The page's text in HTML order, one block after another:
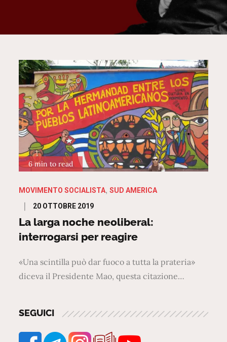
6 min to read
MOVIMENTO SOCIALISTA SUD AMERICA
Posted
on
20 OTTOBRE 2019
La larga noche neoliberal:
interrogarsi per reagire
«Una scintilla può dar fuoco a tutta la prateria»
diceva il Presidente Mao, questa citazione…
SEGUICI